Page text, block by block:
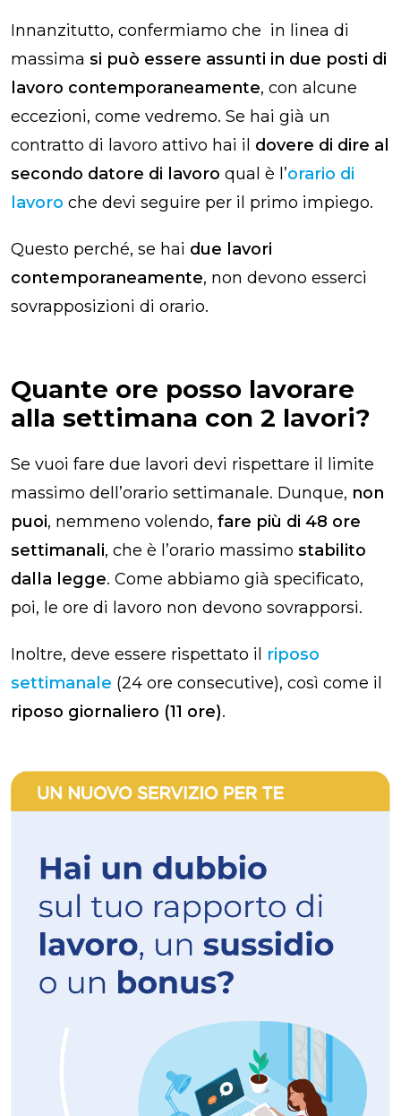
Innanzitutto, confermiamo che in linea di
massima si può essere assunti in due posti di
lavoro contemporaneamente, con alcune
eccezioni, come vedremo. Se hai già un
contratto di lavoro attivo hai il dovere di dire al
secondo datore di lavoro qual è l’orario di
lavoro che devi seguire per il primo impiego.
Questo perché, se hai due lavori
contemporaneamente, non devono esserci
sovrapposizioni di orario.
Quante ore posso lavorare
alla settimana con 2 lavori?
Se vuoi fare due lavori devi rispettare il limite
massimo dell’orario settimanale. Dunque, non
puoi, nemmeno volendo, fare più di 48 ore
settimanali, che è l’orario massimo stabilito
dalla legge. Come abbiamo già specificato,
poi, le ore di lavoro non devono sovrapporsi.
Inoltre, deve essere rispettato il riposo
settimanale (24 ore consecutive), così come il
riposo giornaliero (11 ore).